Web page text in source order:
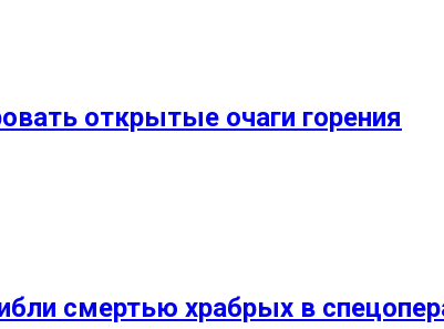
открытые очаги горения
смертью храбрых в